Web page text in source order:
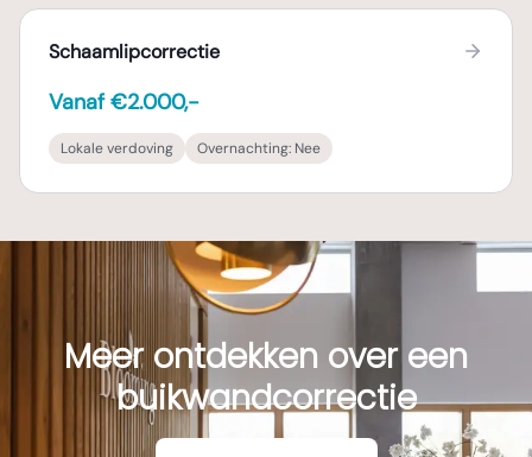
Schaamlipcorrectie
Vanaf €2.000,-
Lokale verdoving Overnachting: Nee
Meer ontdekken over een
buikwandcorrectie